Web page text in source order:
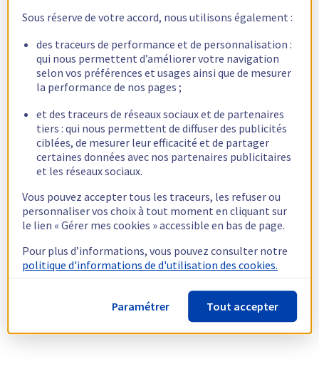
Sous réserve de votre accord, nous utilisons également :
des traceurs de performance et de personnalisation :
qui nous permettent d’améliorer votre navigation
selon vos préférences et usages ainsi que de mesurer
la performance de nos pages ;
et des traceurs de réseaux sociaux et de partenaires
tiers : qui nous permettent de diffuser des publicités
ciblées, de mesurer leur efficacité et de partager
certaines données avec nos partenaires publicitaires
et les réseaux sociaux.
Vous pouvez accepter tous les traceurs, les refuser ou
personnaliser vos choix à tout moment en cliquant sur
le lien « Gérer mes cookies » accessible en bas de page.
Pour plus d’informations, vous pouvez consulter notre
politique d'informations de d'utilisation des cookies.
Paramétrer Tout accepter